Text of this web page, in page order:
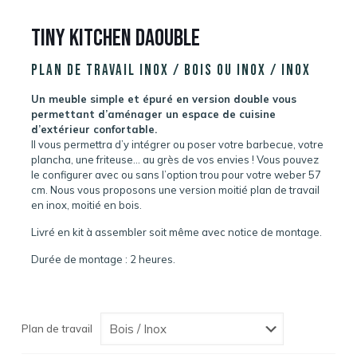
Tiny Kitchen Daouble
Plan de travail Inox / Bois ou Inox / Inox
Un meuble simple et épuré en version double vous
permettant d’aménager un espace de cuisine
d’extérieur confortable.
Il vous permettra d’y intégrer ou poser votre barbecue, votre
plancha, une friteuse… au grès de vos envies ! Vous pouvez
le configurer avec ou sans l’option trou pour votre weber 57
cm. Nous vous proposons une version moitié plan de travail
en inox, moitié en bois.
Livré en kit à assembler soit même avec notice de montage.
Durée de montage : 2 heures.
Plan de travail